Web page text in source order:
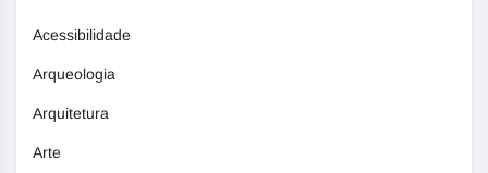
Acessibilidade
Arqueologia
Arquitetura
Arte